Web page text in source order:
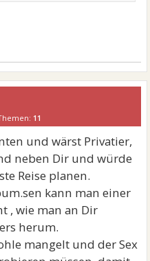
11
und wärst Privatier,
neben Dir und würde
Reise planen.
kann man einer
, wie man an Dir
herum.
mangelt und der Sex